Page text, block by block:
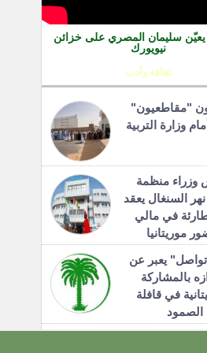
يعيّن سليمان المصري على خزائن
نيويورك
ثقافة وأدب
"مقاطعيون"
وزارة التربية
منظمة
نهر السنغال يعقد
في مالي
موريتانيا
يعبر عن
بالمشاركة
في قافلة
الصمود